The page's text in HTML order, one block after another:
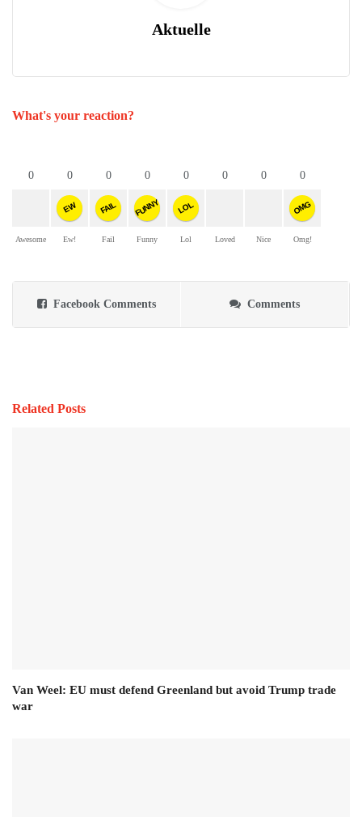
Aktuelle
What's your reaction?
0
Awesome
0
EW
Ew!
0
FAIL
Fail
0
FUNNY
Funny
0
LOL
Lol
0
Loved
0
Nice
0
OMG
Omg!
Facebook Comments Comments
Related Posts
Van Weel: EU must defend Greenland but avoid Trump trade
war